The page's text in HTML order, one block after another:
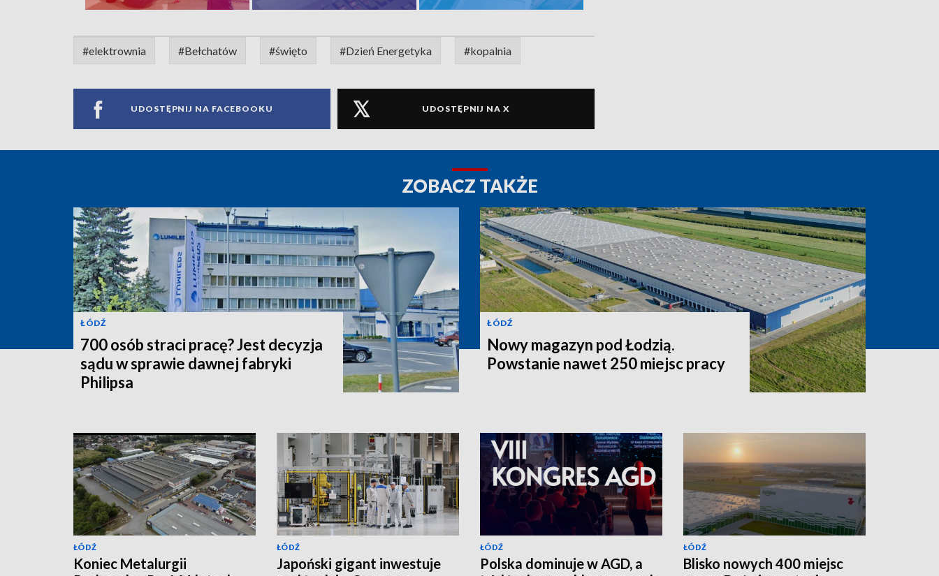
#elektrownia #Bełchatów #święto #Dzień Energetyka #kopalnia
UDOSTĘPNIJ NA FACEBOOKU UDOSTĘPNIJ NA X
ZOBACZ TAKŻE
ŁÓDŹ
700 osób straci pracę? Jest decyzja
sądu w sprawie dawnej fabryki
Philipsa
ŁÓDŹ
Nowy magazyn pod Łodzią.
Powstanie nawet 250 miejsc pracy
ŁÓDŹ
Koniec Metalurgii
ŁÓDŹ
Japoński gigant inwestuje
ŁÓDŹ
Polska dominuje w AGD, a
ŁÓDŹ
Blisko nowych 400 miejsc